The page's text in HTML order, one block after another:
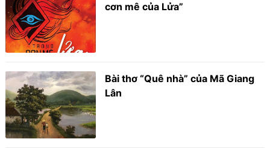
cơn mê của Lửa”
Bài thơ “Quê nhà” của Mã Giang
Lân